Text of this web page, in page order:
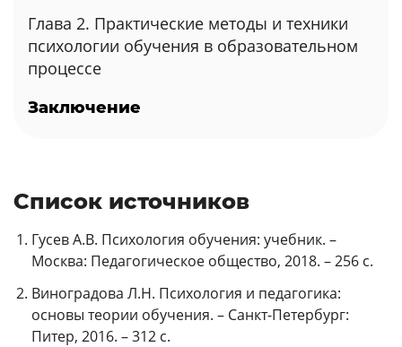
Глава 2. Практические методы и техники
психологии обучения в образовательном
процессе
Заключение
Список источников
Гусев А.В. Психология обучения: учебник. –
Москва: Педагогическое общество, 2018. – 256 с.
Виноградова Л.Н. Психология и педагогика:
основы теории обучения. – Санкт-Петербург:
Питер, 2016. – 312 с.